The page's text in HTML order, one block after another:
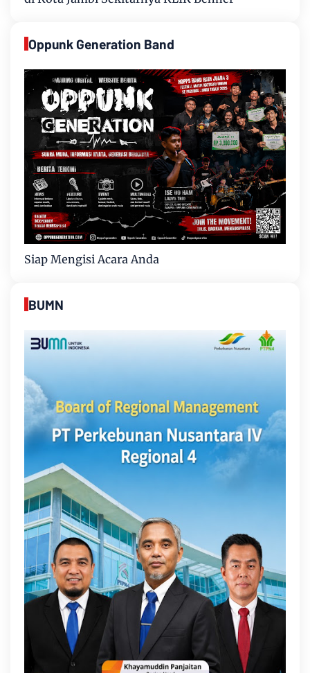
Oppunk Generation Band
Siap Mengisi Acara Anda
BUMN